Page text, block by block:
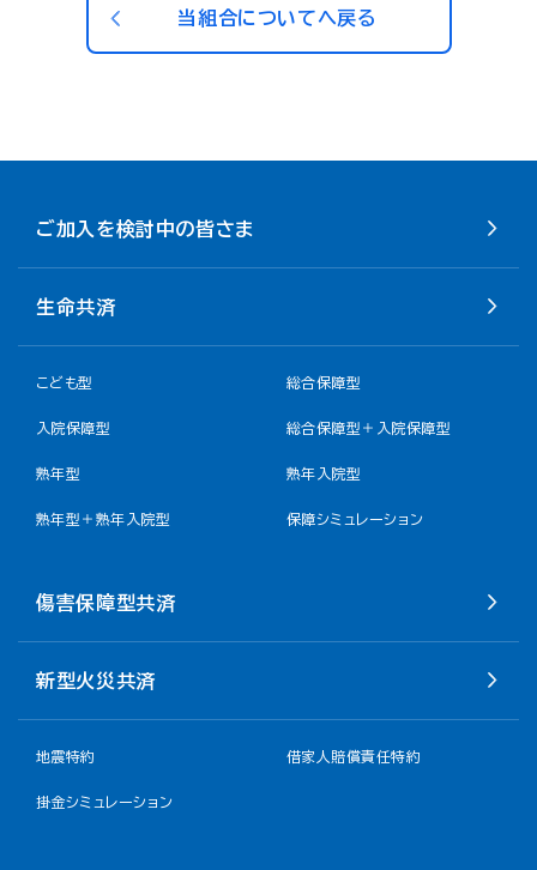
当組合についてへ戻る
ご加入を検討中の皆さま
生命共済
こども型 総合保障型
入院保障型 総合保障型＋入院保障型
熟年型 熟年入院型
熟年型＋熟年入院型 保障シミュレーション
傷害保障型共済
新型火災共済
地震特約 借家人賠償責任特約
掛金シミュレーション